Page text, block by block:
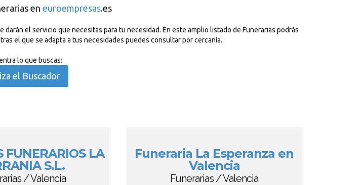
en euroempresas.es
el servicio que necesitas para tu necesidad. En este amplio listado de Funerarias podrás
el que se adapta a tus necesidades puedes consultar por cercanía.
lo que buscas:
el Buscador
FUNERARIOS LA
S.L.
/ Valencia
Funeraria La Esperanza en
Valencia
Funerarias / Valencia